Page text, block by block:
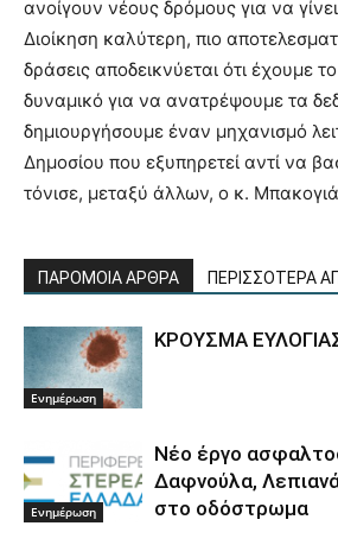
ανοίγουν νέους δρόμους για να
Διοίκηση καλύτερη, πιο
δράσεις αποδεικνύεται ότι έχουμε
δυναμικό για να ανατρέψουμε τα
δημιουργήσουμε έναν μηχανισμό
Δημοσίου που εξυπηρετεί αντί να
τόνισε, μεταξύ άλλων, ο κ.
ΠΑΡΟΜΟΙΑ ΑΡΘΡΑ ΠΕΡΙΣΣΟΤΕΡΑ
Ενημέρωση
ΚΡΟΥΣΜΑ
Ενημέρωση
Νέο έργο
Δαφνούλα,
στο οδόστρωμα